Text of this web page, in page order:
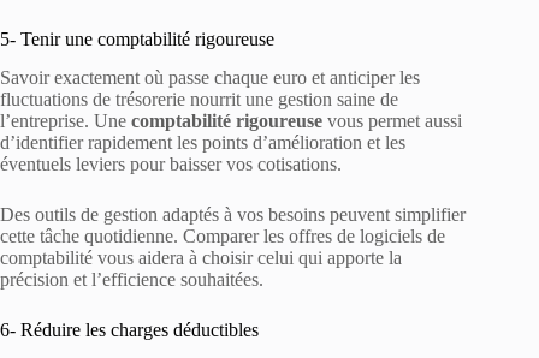
5- Tenir une comptabilité rigoureuse
Savoir exactement où passe chaque euro et anticiper les
fluctuations de trésorerie nourrit une gestion saine de
l’entreprise. Une comptabilité rigoureuse vous permet aussi
d’identifier rapidement les points d’amélioration et les
éventuels leviers pour baisser vos cotisations.
Des outils de gestion adaptés à vos besoins peuvent simplifier
cette tâche quotidienne. Comparer les offres de logiciels de
comptabilité vous aidera à choisir celui qui apporte la
précision et l’efficience souhaitées.
6- Réduire les charges déductibles